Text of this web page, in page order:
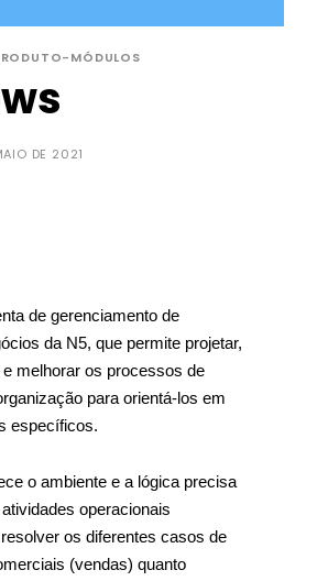
MÓDULOS
DE 2021
de gerenciamento de
da N5, que permite projetar,
melhorar os processos de
para orientá-los em
específicos.
o ambiente e a lógica precisa
operacionais
os diferentes casos de
(vendas) quanto